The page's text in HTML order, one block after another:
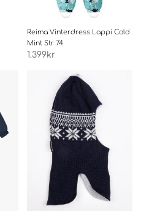
Reima Vinterdress Lappi Cold
Mint Str 74
1.399kr